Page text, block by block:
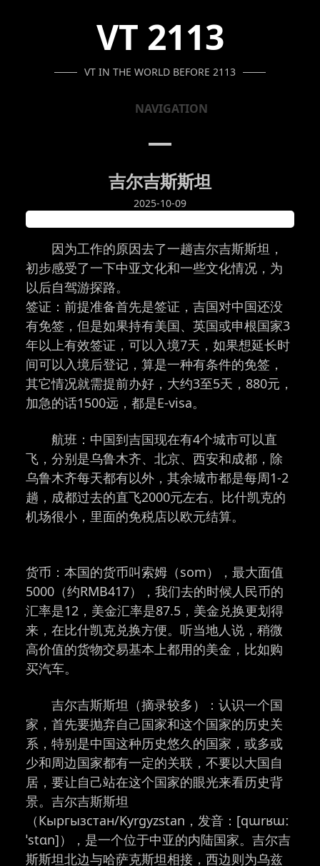
VT 2113
VT IN THE WORLD BEFORE 2113
NAVIGATION
吉尔吉斯斯坦
2025-10-09
因为工作的原因去了一趟吉尔吉斯斯坦，
初步感受了一下中亚文化和一些文化情况，为
以后自驾游探路。
签证：前提准备首先是签证，吉国对中国还没
有免签，但是如果持有美国、英国或申根国家3
年以上有效签证，可以入境7天，如果想延长时
间可以入境后登记，算是一种有条件的免签，
其它情况就需提前办好，大约3至5天，880元，
加急的话1500远，都是E-visa。
航班：中国到吉国现在有4个城市可以直
飞，分别是乌鲁木齐、北京、西安和成都，除
乌鲁木齐每天都有以外，其余城市都是每周1-2
趟，成都过去的直飞2000元左右。比什凯克的
机场很小，里面的免税店以欧元结算。
货币：本国的货币叫索姆（som），最大面值
5000（约RMB417），我们去的时候人民币的
汇率是12，美金汇率是87.5，美金兑换更划得
来，在比什凯克兑换方便。听当地人说，稍微
高价值的货物交易基本上都用的美金，比如购
买汽车。
吉尔吉斯斯坦（摘录较多）：认识一个国
家，首先要抛弃自己国家和这个国家的历史关
系，特别是中国这种历史悠久的国家，或多或
少和周边国家都有一定的关联，不要以大国自
居，要让自己站在这个国家的眼光来看历史背
景。吉尔吉斯斯坦
（Кыргызстан/Kyrgyzstan，发音：[qɯrʁɯː
ˈstɑn]），是一个位于中亚的内陆国家。吉尔吉
斯斯坦北边与哈萨克斯坦相接，西边则为乌兹